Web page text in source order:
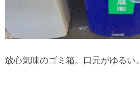
放心気味のゴミ箱。口元がゆるい。